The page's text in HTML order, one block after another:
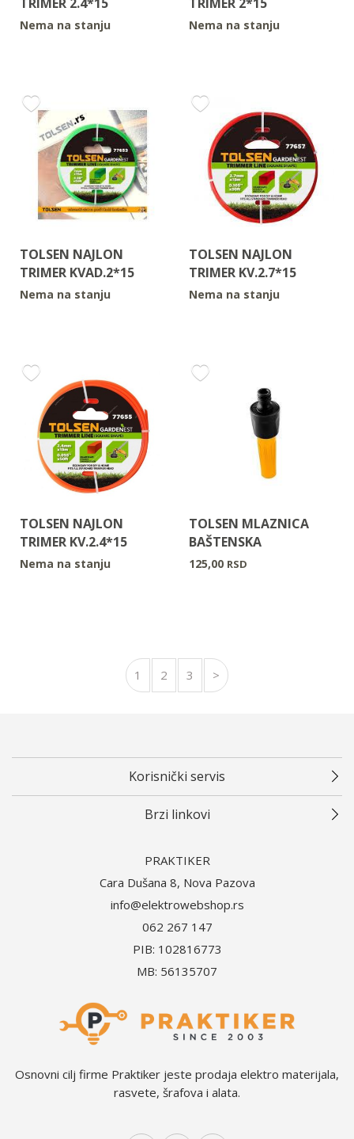
Nema na stanju Nema na stanju
TOLSEN NAJLON
TRIMER KVAD.2*15
Nema na stanju
TOLSEN NAJLON
TRIMER KV.2.7*15
Nema na stanju
TOLSEN NAJLON
TRIMER KV.2.4*15
Nema na stanju
TOLSEN MLAZNICA
BAŠTENSKA
125,00 RSD
1 2 3 >
Korisnički servis
Brzi linkovi
PRAKTIKER
Cara Dušana 8, Nova Pazova
info@elektrowebshop.rs
062 267 147
PIB: 102816773
MB: 56135707
Osnovni cilj firme Praktiker jeste prodaja elektro materijala,
rasvete, šrafova i alata.